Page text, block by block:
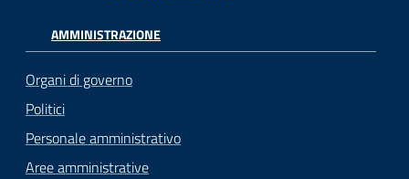
AMMINISTRAZIONE
Organi di governo
Politici
Personale amministrativo
Aree amministrative